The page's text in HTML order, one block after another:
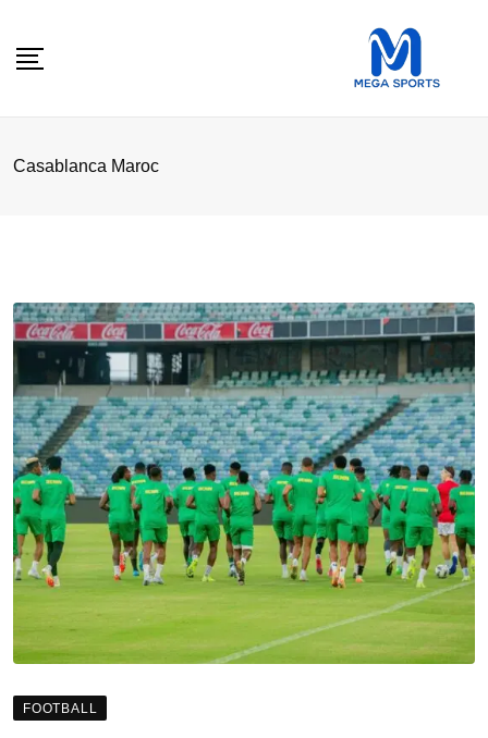
Casablanca Maroc
FOOTBALL